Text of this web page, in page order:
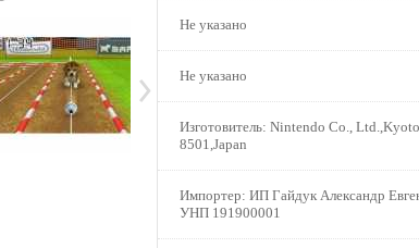
Не указано
Не указано
Изготовитель: Nintendo Co.,
8501,Japan
Импортер: ИП Гайдук Александр
УНП 191900001